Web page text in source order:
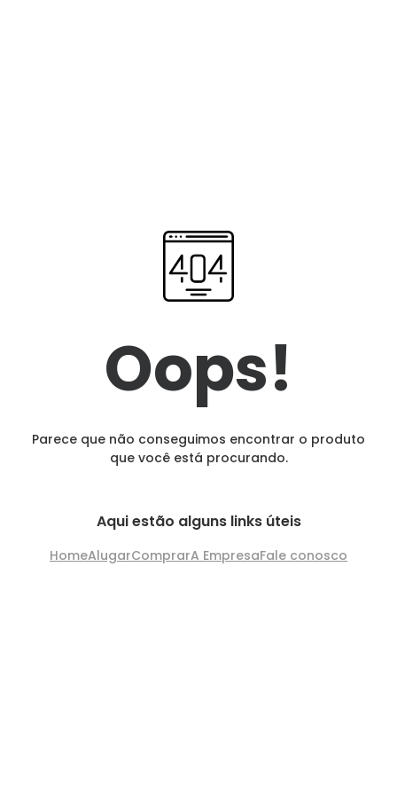
Oops!
Parece que não conseguimos encontrar o produto
que você está procurando.
Aqui estão alguns links úteis
HomeAlugarComprarA EmpresaFale conosco